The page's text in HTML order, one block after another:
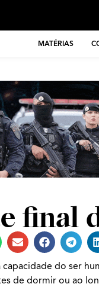
MATÉRIAS
final
do ser
de dormir ou ao